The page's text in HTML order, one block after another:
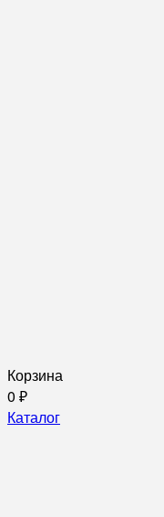
Корзина
0 ₽
Каталог